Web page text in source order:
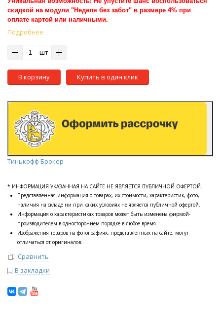
скидкой на модули "Неделя без забот" в размере 4% при
оплате картой или наличными.
Подробнее
шт
В корзину Купить в один клик
Тинькофф Брокер
* ИНФОРМАЦИЯ УКАЗАННАЯ НА САЙТЕ НЕ ЯВЛЯЕТСЯ ПУБЛИЧНОЙ ОФЕРТОЙ.
Представленная информация о товарах, их стоимости, характеристик, фото,
наличия на складе ни при каких условиях не является публичной офертой.
Информация о характеристиках товаров может быть изменена фирмой-
производителем в одностороннем порядке в любое время.
Изображения товаров на фотографиях, представленных на сайте, могут
отличаться от оригиналов.
Сравнить
В закладки